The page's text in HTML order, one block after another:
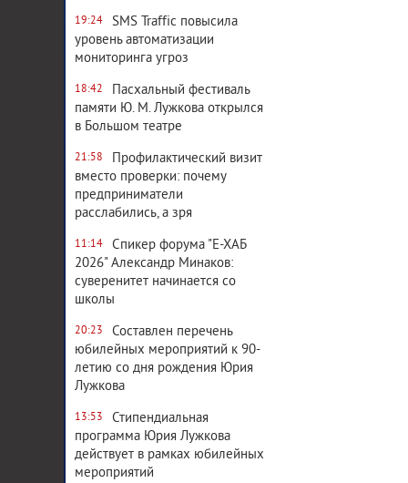
19:24
SMS Traffic повысила
уровень автоматизации
мониторинга угроз
18:42
Пасхальный фестиваль
памяти Ю. М. Лужкова открылся
в Большом театре
21:58
Профилактический визит
вместо проверки: почему
предприниматели
расслабились, а зря
11:14
Спикер форума "Е-ХАБ
2026" Александр Минаков:
суверенитет начинается со
школы
20:23
Составлен перечень
юбилейных мероприятий к 90-
летию со дня рождения Юрия
Лужкова
13:53
Стипендиальная
программа Юрия Лужкова
действует в рамках юбилейных
мероприятий